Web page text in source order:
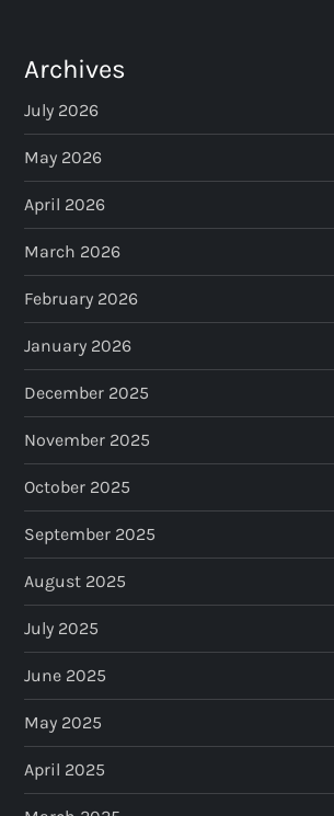
Archives
July 2026
May 2026
April 2026
March 2026
February 2026
January 2026
December 2025
November 2025
October 2025
September 2025
August 2025
July 2025
June 2025
May 2025
April 2025